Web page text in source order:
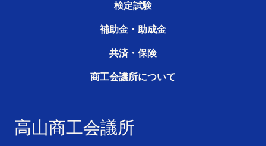
検定試験
補助金・助成金
共済・保険
商工会議所について
高山商工会議所